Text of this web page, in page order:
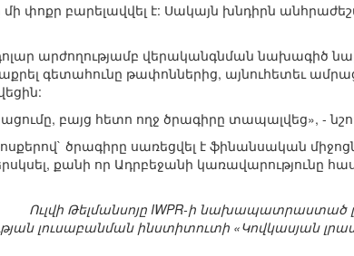
փոքր բարելավվել է: Սակայն խնդիրն
արժողությամբ վերականգնման նախագիծ
գետահունը թափոններից, այնուհետեւ
բայց հետո ողջ ծրագիրը տապալվեց», -
ծրագիրը սառեցվել է ֆինանսական
քանի որ Ադրբեջանի կառավարությունը
Ուլվի Թելմանսոյը IWPR-ի նախապատրաստած
լուսաբանման ինստիտուտի «Կովկասյան